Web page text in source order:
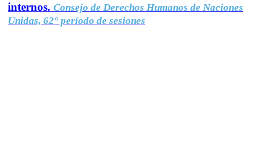
internos. Consejo de Derechos Humanos de Naciones
Unidas, 62° período de sesiones